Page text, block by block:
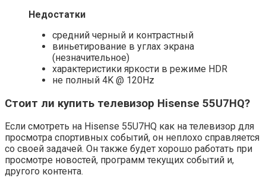
Недостатки
средний черный и контрастный
виньетирование в углах экрана
(незначительное)
характеристики яркости в режиме HDR
не полный 4K @ 120Hz
Стоит ли купить телевизор Hisense 55U7HQ?
Если смотреть на Hisense 55U7HQ как на телевизор для
просмотра спортивных событий, он неплохо справляется
со своей задачей. Он также будет хорошо работать при
просмотре новостей, программ текущих событий и,
другого контента.